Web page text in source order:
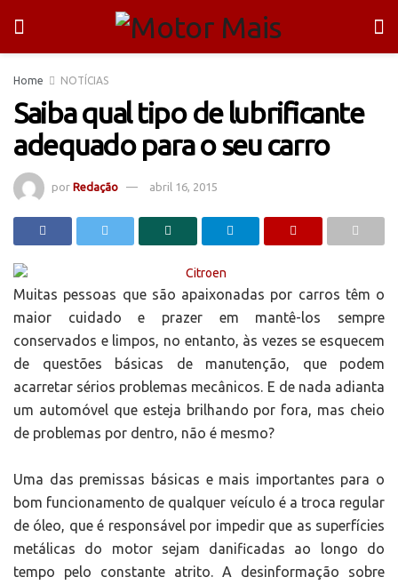
Home NOTÍCIAS
Saiba qual tipo de lubrificante
adequado para o seu carro
por Redação abril 16, 2015
Muitas pessoas que são apaixonadas por carros têm o
maior cuidado e prazer em mantê-los sempre
conservados e limpos, no entanto, às vezes se esquecem
de questões básicas de manutenção, que podem
acarretar sérios problemas mecânicos. E de nada adianta
um automóvel que esteja brilhando por fora, mas cheio
de problemas por dentro, não é mesmo?
Uma das premissas básicas e mais importantes para o
bom funcionamento de qualquer veículo é a troca regular
de óleo, que é responsável por impedir que as superfícies
metálicas do motor sejam danificadas ao longo do
tempo pelo constante atrito. A desinformação sobre